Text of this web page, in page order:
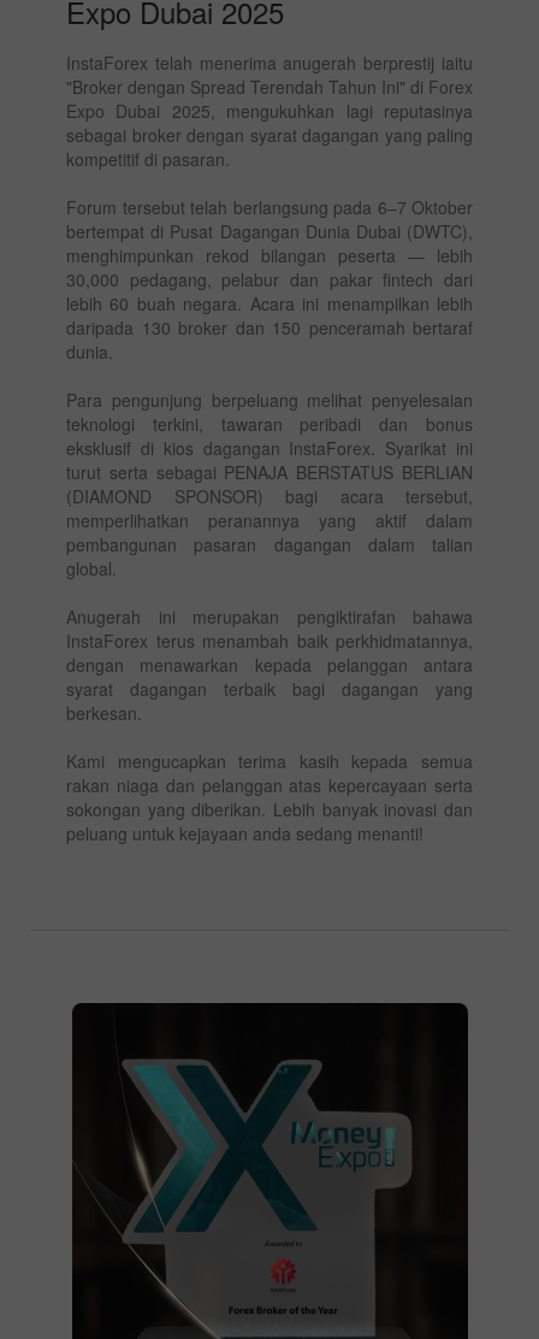
Expo Dubai 2025
InstaForex telah menerima anugerah berprestij iaitu
"Broker dengan Spread Terendah Tahun Ini" di Forex
Expo Dubai 2025, mengukuhkan lagi reputasinya
sebagai broker dengan syarat dagangan yang paling
kompetitif di pasaran.
Forum tersebut telah berlangsung pada 6–7 Oktober
bertempat di Pusat Dagangan Dunia Dubai (DWTC),
menghimpunkan rekod bilangan peserta — lebih
30,000 pedagang, pelabur dan pakar fintech dari
lebih 60 buah negara. Acara ini menampilkan lebih
daripada 130 broker dan 150 penceramah bertaraf
dunia.
Para pengunjung berpeluang melihat penyelesaian
teknologi terkini, tawaran peribadi dan bonus
eksklusif di kios dagangan InstaForex. Syarikat ini
turut serta sebagai PENAJA BERSTATUS BERLIAN
(DIAMOND SPONSOR) bagi acara tersebut,
memperlihatkan peranannya yang aktif dalam
pembangunan pasaran dagangan dalam talian
global.
Anugerah ini merupakan pengiktirafan bahawa
InstaForex terus menambah baik perkhidmatannya,
dengan menawarkan kepada pelanggan antara
syarat dagangan terbaik bagi dagangan yang
berkesan.
Kami mengucapkan terima kasih kepada semua
rakan niaga dan pelanggan atas kepercayaan serta
sokongan yang diberikan. Lebih banyak inovasi dan
peluang untuk kejayaan anda sedang menanti!